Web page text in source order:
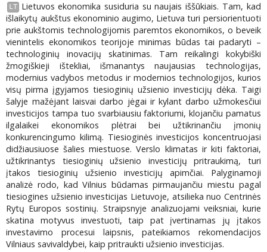
LT
Lietuvos ekonomika susiduria su naujais iššūkiais. Tam, kad
išlaikytų aukštus ekonominio augimo, Lietuva turi persiorientuoti
prie aukštomis technologijomis paremtos ekonomikos, o beveik
vienintelis ekonomikos teorijoje minimas būdas tai padaryti –
technologinių inovacijų skatinimas. Tam reikalingi kokybiški
žmogiškieji ištekliai, išmanantys naujausias technologijas,
modernius vadybos metodus ir modernios technologijos, kurios
visų pirma įgyjamos tiesioginių užsienio investicijų dėka. Taigi
šalyje mažėjant laisvai darbo jėgai ir kylant darbo užmokesčiui
investicijos tampa tuo svarbiausiu faktoriumi, klojančiu pamatus
ilgalaikei ekonomikos plėtrai bei užtikrinančiu įmonių
konkurencingumo kilimą. Tiesioginės investicijos koncentruojasi
didžiausiuose šalies miestuose. Verslo klimatas ir kiti faktoriai,
užtikrinantys tiesioginių užsienio investicijų pritraukimą, turi
įtakos tiesioginių užsienio investicijų apimčiai. Palyginamoji
analizė rodo, kad Vilnius būdamas pirmaujančiu miestu pagal
tiesiogines užsienio investicijas Lietuvoje, atsilieka nuo Centrinės
Rytų Europos sostinių. Straipsnyje analizuojami veiksniai, kurie
skatina motyvus investuoti, taip pat įvertinamas jų įtakos
investavimo procesui laipsnis, pateikiamos rekomendacijos
Vilniaus savivaldybei, kaip pritraukti užsienio investicijas.